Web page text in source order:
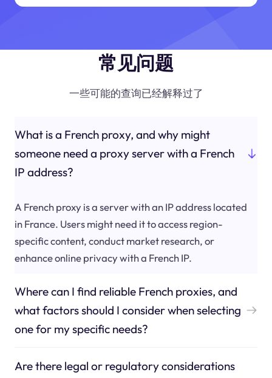
常见问题
一些可能的查询已经解释过了
What is a French proxy, and why might
someone need a proxy server with a French
IP address?
A French proxy is a server with an IP address located
in France. Users might need it to access region-
specific content, conduct market research, or
enhance online privacy with a French IP.
Where can I find reliable French proxies, and
what factors should I consider when selecting
one for my specific needs?
Are there legal or regulatory considerations